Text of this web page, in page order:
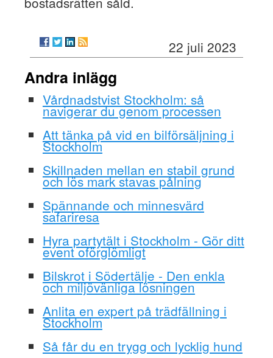
22 juli 2023
Andra inlägg
Vårdnadstvist Stockholm: så
navigerar du genom processen
Att tänka på vid en bilförsäljning i
Stockholm
Skillnaden mellan en stabil grund
och lös mark stavas pålning
Spännande och minnesvärd
safariresa
Hyra partytält i Stockholm - Gör ditt
event oförglömligt
Bilskrot i Södertälje - Den enkla
och miljövänliga lösningen
Anlita en expert på trädfällning i
Stockholm
Så får du en trygg och lycklig hund